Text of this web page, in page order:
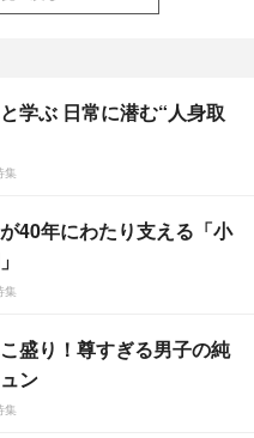
学ぶ 日常に潜む“人身取
集
40年にわたり支える「小
集
盛り！尊すぎる男子の純
ン
集